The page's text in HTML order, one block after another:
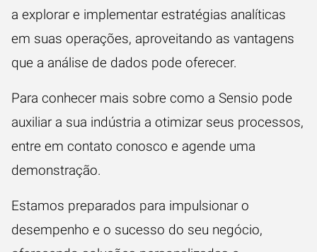
a explorar e implementar estratégias analíticas
em suas operações, aproveitando as vantagens
que a análise de dados pode oferecer.
Para conhecer mais sobre como a Sensio pode
auxiliar a sua indústria a otimizar seus processos,
entre em contato conosco e agende uma
demonstração.
Estamos preparados para impulsionar o
desempenho e o sucesso do seu negócio,